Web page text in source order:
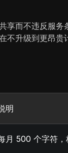
而不违反服
升级到更昂
明
月 500 个字符